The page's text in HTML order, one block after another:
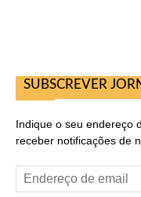
SUBSCREVER
Indique o seu endereço
receber notificações de
Endereço
de